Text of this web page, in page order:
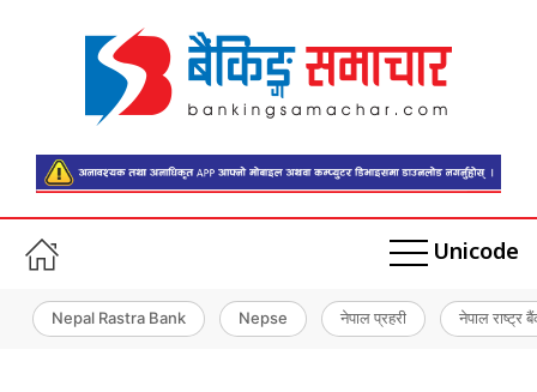
Unicode
Nepal Rastra Bank Nepse नेपाल प्रहरी नेपाल राष्ट्र